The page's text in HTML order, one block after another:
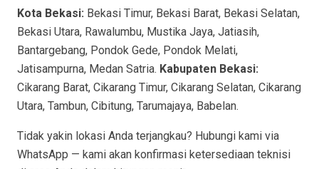
Kota Bekasi: Bekasi Timur, Bekasi Barat, Bekasi Selatan,
Bekasi Utara, Rawalumbu, Mustika Jaya, Jatiasih,
Bantargebang, Pondok Gede, Pondok Melati,
Jatisampurna, Medan Satria. Kabupaten Bekasi:
Cikarang Barat, Cikarang Timur, Cikarang Selatan, Cikarang
Utara, Tambun, Cibitung, Tarumajaya, Babelan.
Tidak yakin lokasi Anda terjangkau? Hubungi kami via
WhatsApp — kami akan konfirmasi ketersediaan teknisi